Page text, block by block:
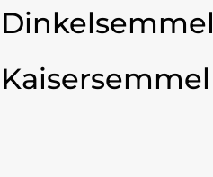
Dinkelsemmel
Kaisersemmel